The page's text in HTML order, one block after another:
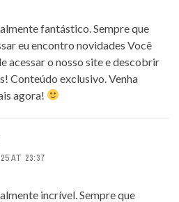
fantástico. Sempre que
eu encontro novidades Você
acessar o nosso site e descobrir
Conteúdo exclusivo. Venha
agora!
AT 23:37
incrível. Sempre que